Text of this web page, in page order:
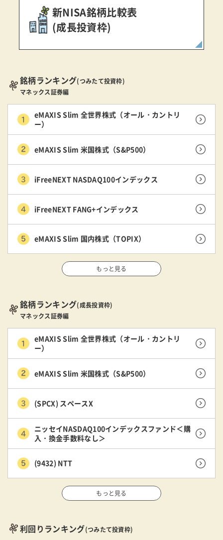
新NISA銘柄比較表
(成長投資枠)
銘柄ランキング(つみたて投資枠)
マネックス証券編
eMAXIS Slim 全世界株式（オール・カントリ
ー）
eMAXIS Slim 米国株式（S&P500）
iFreeNEXT NASDAQ100インデックス
iFreeNEXT FANG+インデックス
eMAXIS Slim 国内株式（TOPIX）
もっと見る
銘柄ランキング(成長投資枠)
マネックス証券編
eMAXIS Slim 全世界株式（オール・カントリ
ー）
eMAXIS Slim 米国株式（S&P500）
(SPCX) スペースX
ニッセイNASDAQ100インデックスファンド＜購
入・換金手数料なし＞
(9432) NTT
もっと見る
利回りランキング(つみたて投資枠)